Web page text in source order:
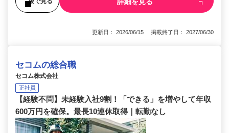
更新日： 2026/06/15 掲載終了日： 2027/06/30
セコムの総合職
セコム株式会社
正社員
【経験不問】未経験入社9割！「できる」を増やして年収
600万円を確保。最長10連休取得｜転勤なし